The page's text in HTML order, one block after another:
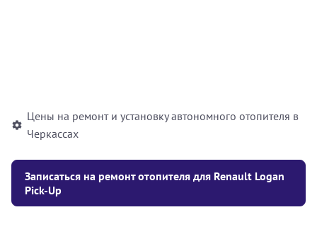
Цены на ремонт и установку автономного отопителя в
Черкассах
Записаться на ремонт отопителя для Renault Logan
Pick-Up